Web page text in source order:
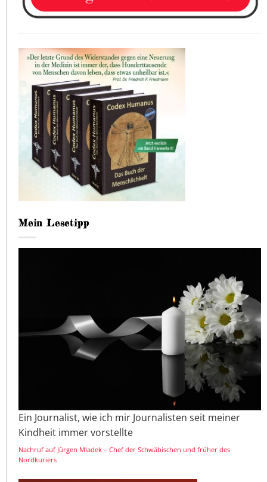
Mein Lesetipp
Ein Journalist, wie ich mir Journalisten seit meiner
Kindheit immer vorstellte
Nachruf auf Jürgen Mladek – Chef der Schwäbischen und früher des
Nordkuriers